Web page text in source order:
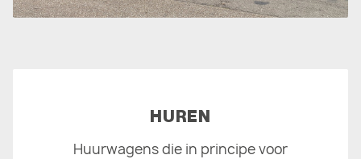
HUREN
Huurwagens die in principe voor